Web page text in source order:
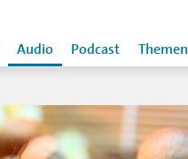
Audio Podcast Themen